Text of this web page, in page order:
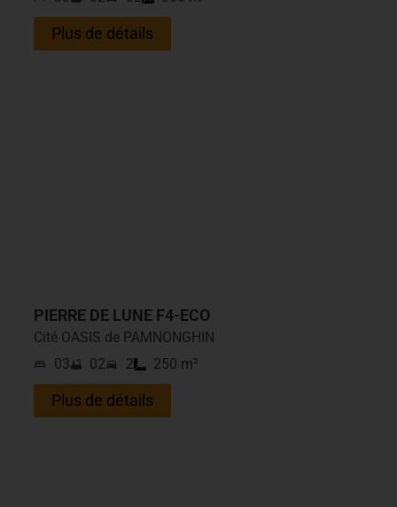
Plus de détails
PIERRE DE LUNE F4-ECO
Cité OASIS de PAMNONGHIN
03
02 2 250 m²
Plus de détails